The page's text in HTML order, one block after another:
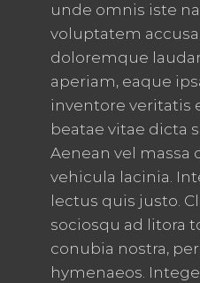
unde omnis iste
voluptatem
doloremque
aperiam, eaque
inventore veritatis
beatae vitae dicta
Aenean vel massa
vehicula lacinia.
lectus quis justo.
sociosqu ad litora
conubia nostra,
hymenaeos.